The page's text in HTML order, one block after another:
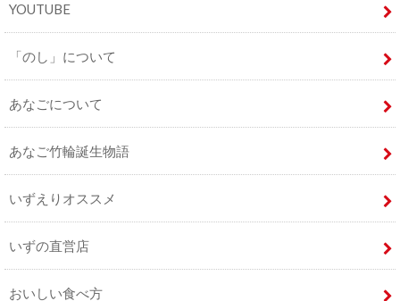
YOUTUBE
「のし」について
あなごについて
あなご竹輪誕生物語
いずえりオススメ
いずの直営店
おいしい食べ方